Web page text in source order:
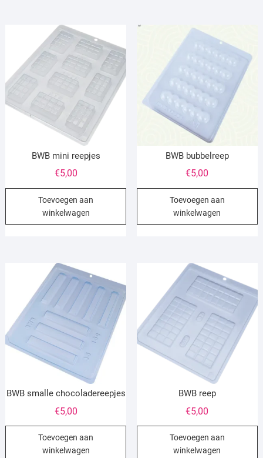
BWB mini reepjes
€5,00
Toevoegen aan
winkelwagen
BWB bubbelreep
€5,00
Toevoegen aan
winkelwagen
BWB smalle chocoladereepjes
€5,00
Toevoegen aan
winkelwagen
BWB reep
€5,00
Toevoegen aan
winkelwagen